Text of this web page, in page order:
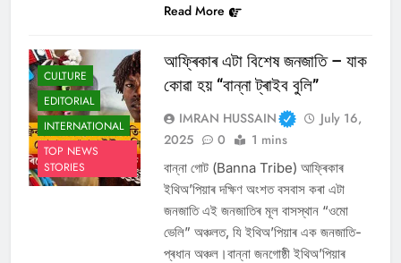
Read More
CULTURE
EDITORIAL
INTERNATIONAL
TOP NEWS
STORIES
আফ্ৰিকাৰ এটা বিশেষ জনজাতি – যাক
কোৱা হয় “বান্না ট্ৰাইব বুলি”
IMRAN HUSSAIN
July 16,
2025
0 1 mins
বান্না গোট (Banna Tribe) আফ্ৰিকাৰ
ইথিঅ’পিয়াৰ দক্ষিণ অংশত বসবাস কৰা এটা
জনজাতি এই জনজাতিৰ মূল বাসস্থান “ওমো
ভেলি” অঞ্চলত, যি ইথিঅ’পিয়াৰ এক জনজাতি-
প্ৰধান অঞ্চল।বান্না জনগোষ্ঠী ইথিঅ’পিয়াৰ